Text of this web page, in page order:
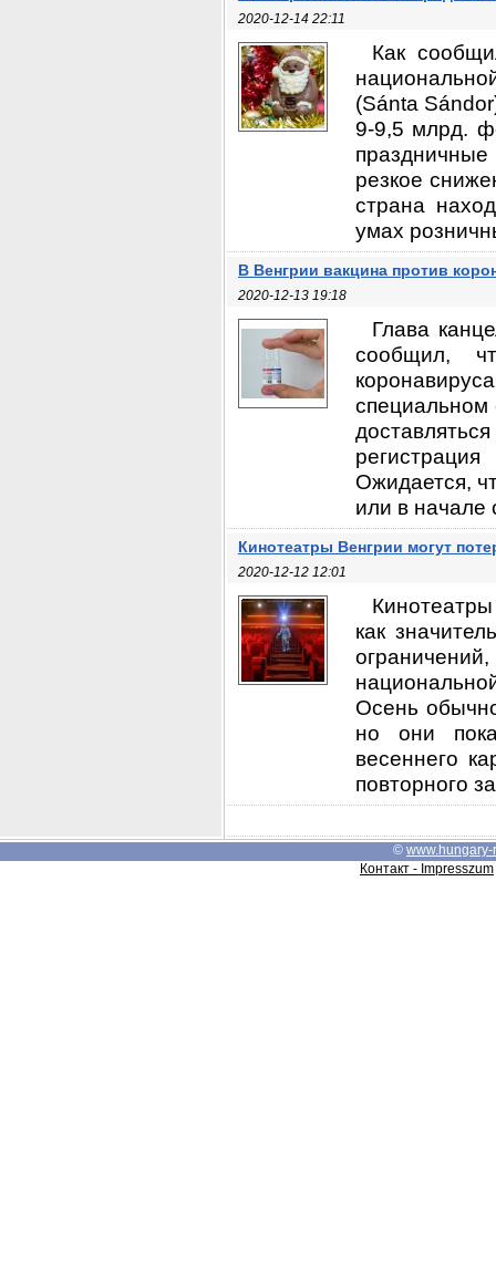
2020-12-14 22:11
Как
(Sánta
9-9,5 млрд.
резкое
страна
умах
В Венгрии вакцина против
2020-12-13 19:18
Глава
сообщил,
специальном
Ожидается,
или в начале
Кинотеатры Венгрии могут
2020-12-12 12:01
как
Осень
но они
весеннего
повторного
© www.hungary-
Контакт - Impresszum